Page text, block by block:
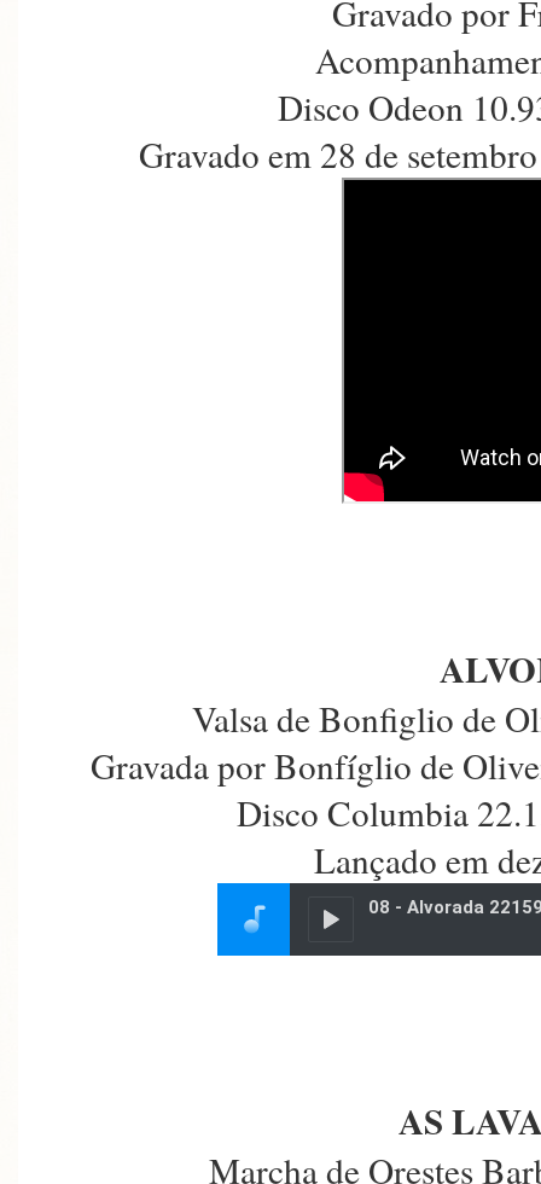
Gravado por
Disco Odeon
Gravado em 28 de
Valsa de Bonfiglio de
Gravada por Bonfíglio de
Disco Columbia
Lançado em
AS
Marcha de Orestes